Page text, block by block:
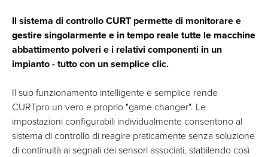
Il sistema di controllo CURT permette di monitorare e
gestire singolarmente e in tempo reale tutte le macchine
abbattimento polveri e i relativi componenti in un
impianto - tutto con un semplice clic.
Il suo funzionamento intelligente e semplice rende
CURTpro un vero e proprio "game changer". Le
impostazioni configurabili individualmente consentono al
sistema di controllo di reagire praticamente senza soluzione
di continuità ai segnali dei sensori associati, stabilendo così